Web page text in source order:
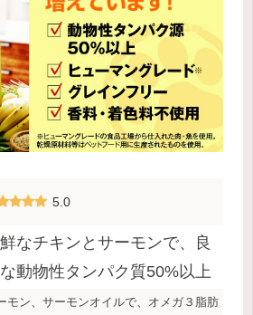
5.0
なチキンとサーモンで、良
動物性タンパク質50%以上
モン、サーモンオイルで、オメガ３脂肪